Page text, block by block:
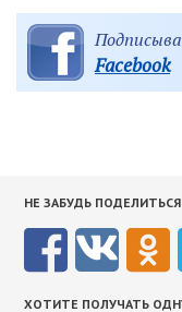
Facebook
НЕ ЗАБУДЬ
ХОТИТЕ ПОЛУЧАТЬ